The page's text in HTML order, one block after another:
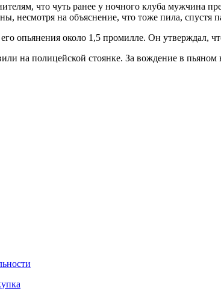
что чуть ранее у ночного клуба мужчина
на объяснение, что тоже пила, спустя
опьянения около 1,5 промилле. Он утверждал,
на полицейской стоянке. За вождение в пьяном